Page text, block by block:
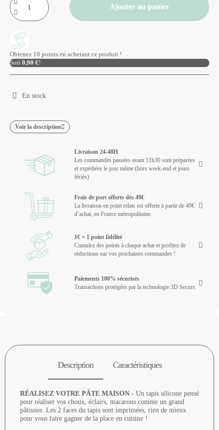
Ajouter au panier
Obtenez 18 points en achetant ce produit !
Soit 0,90 €!
En stock
Voir la description
Livraison 24-48H
Les commandes passées avant 11h30 sont préparées
et expédiées le jour même (hors week-end et jours
fériés)
Frais de port offerts dès 49€
La livraison en point relais est offerte à partir de 49€
d’achat, en France métropolitaine.
1€ = 1 point fidélité
Cumulez des points à chaque achat et profitez de
réductions sur vos prochaines commandes !
Paiements 100% sécurisés
Transactions protégées par la technologie 3D Secure.
Description Caractéristiques
RÉALISEZ VOTRE PÂTE MAISON - Un tapis silicone pensé
pour réaliser vos choux, éclairs, macarons comme un grand
pâtissier. Les 2 faces du tapis sont imprimées, rien de mieux
pour vous faire gagner de la place en cuisine !